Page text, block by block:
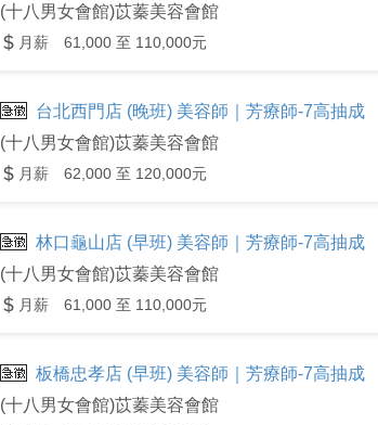
(十八男女會館)苡蓁美容會館
月薪 61,000 至 110,000元
台北西門店 (晚班) 美容師｜芳療師-7高抽成
(十八男女會館)苡蓁美容會館
月薪 62,000 至 120,000元
林口龜山店 (早班) 美容師｜芳療師-7高抽成
(十八男女會館)苡蓁美容會館
月薪 61,000 至 110,000元
板橋忠孝店 (早班) 美容師｜芳療師-7高抽成
(十八男女會館)苡蓁美容會館